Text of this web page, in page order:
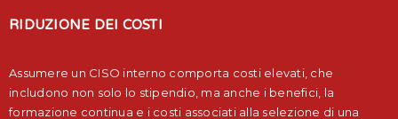
RIDUZIONE DEI COSTI
Assumere un CISO interno comporta costi elevati, che
includono non solo lo stipendio, ma anche i benefici, la
formazione continua e i costi associati alla selezione di una